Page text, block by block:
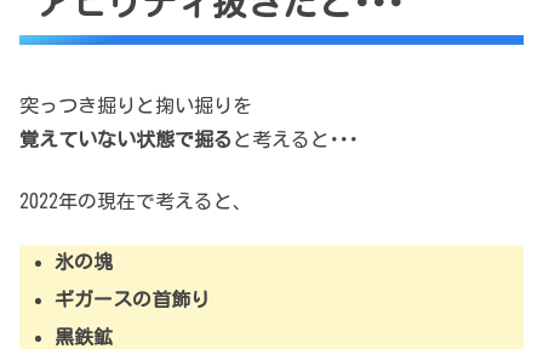
突っつき掘りと掬い掘りを
覚えていない状態で掘る と考えると･･･
2022年の現在で考えると、
氷の塊
ギガースの首飾り
黒鉄鉱